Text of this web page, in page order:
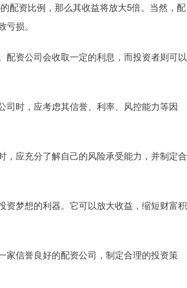
配资比例，那么其收益将放大5倍。当然，配
损。
配资公司会收取一定的利息，而投资者则可以
司时，应考虑其信誉、利率、风控能力等因
，应充分了解自己的风险承受能力，并制定合
梦想的利器。它可以放大收益，缩短财富积
家信誉良好的配资公司，制定合理的投资策